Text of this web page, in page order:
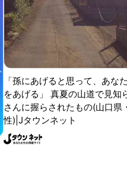
「孫にあげると思って、あな
をあげる」 真夏の山道で見知
さんに握らされたもの(山口県
性)|Jタウンネット